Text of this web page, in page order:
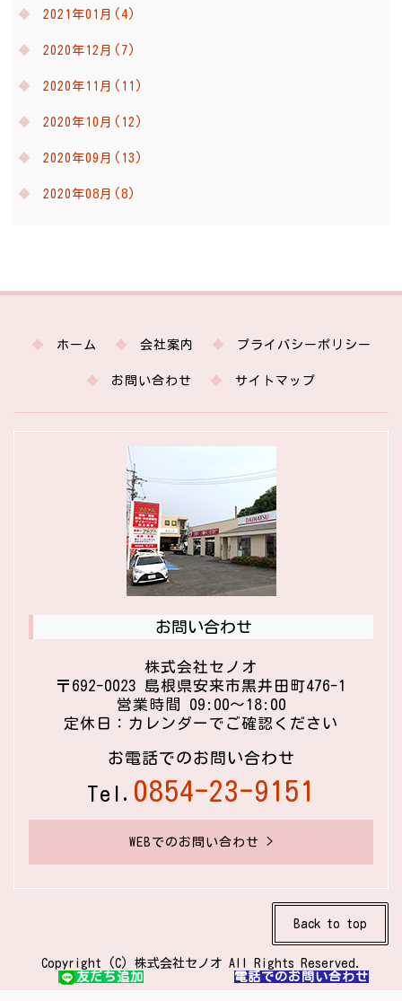
2021年01月(4)
2020年12月(7)
2020年11月(11)
2020年10月(12)
2020年09月(13)
2020年08月(8)
友だち追加 電話でのお問い合わせ
ホーム 会社案内 プライバシーポリシー
お問い合わせ サイトマップ
お問い合わせ
株式会社セノオ
〒692-0023 島根県安来市黒井田町476-1
営業時間 09:00〜18:00
定休日：カレンダーでご確認ください
お電話でのお問い合わせ
Tel. 0854-23-9151
WEBでのお問い合わせ >
Back to top
Copyright (C) 株式会社セノオ All Rights Reserved.